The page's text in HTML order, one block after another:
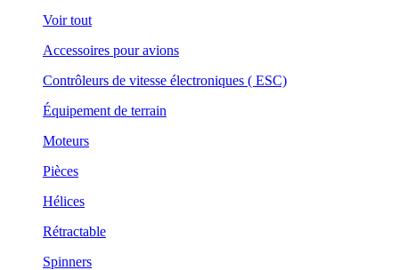
Voir tout
Accessoires pour avions
Contrôleurs de vitesse électroniques ( ESC)
Équipement de terrain
Moteurs
Pièces
Hélices
Rétractable
Spinners